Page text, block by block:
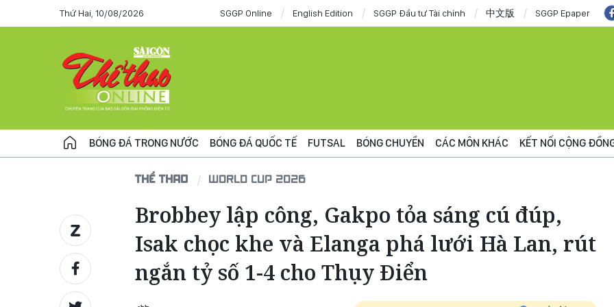
Thứ Hai, 10/08/2026 SGGP Online English Edition SGGP Đầu tư Tài chính 中文版 SGGP Epaper
BÓNG ĐÁ TRONG NƯỚC BÓNG ĐÁ QUỐC TẾ FUTSAL BÓNG CHUYỀN CÁC MÔN KHÁC KẾT NỐI CỘNG
THỂ THAO WORLD CUP 2026
Brobbey lập công, Gakpo tỏa sáng cú đúp,
Isak chọc khe và Elanga phá lưới Hà Lan, rút
ngắn tỷ số 1-4 cho Thụy Điển